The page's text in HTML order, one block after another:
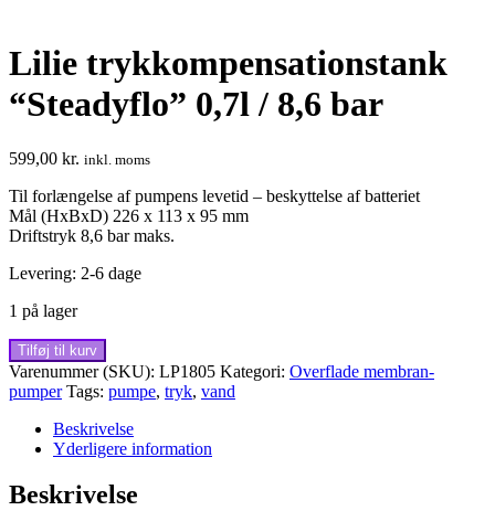
Lilie trykkompensationstank
“Steadyflo” 0,7l / 8,6 bar
599,00 kr. inkl. moms
Til forlængelse af pumpens levetid – beskyttelse af batteriet
Mål (HxBxD) 226 x 113 x 95 mm
Driftstryk 8,6 bar maks.
Levering: 2-6 dage
1 på lager
Lilie
trykkompensationstank
"Steadyflo"
0,7l
antal
Tilføj til kurv
Varenummer (SKU): LP1805 Kategori: Overflade membran-
pumper Tags: pumpe, tryk, vand
Beskrivelse
Yderligere information
Beskrivelse